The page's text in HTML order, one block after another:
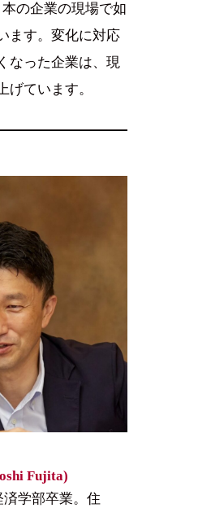
の企業の現場で如
ます。変化に対応
なった企業は、現
げています。
Fujita)
済学部卒業。住